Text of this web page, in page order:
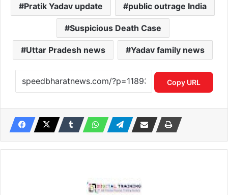
Pratik Yadav update public outrage India
Suspicious Death Case
Uttar Pradesh news Yadav family news
Copy URL